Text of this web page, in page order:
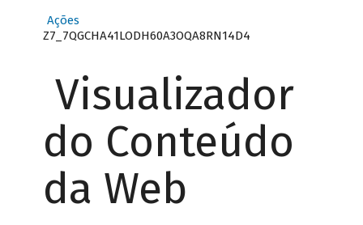
Ações
Z7_7QGCHA41LODH60A3OQA8RN14D4
Visualizador
do Conteúdo
da Web